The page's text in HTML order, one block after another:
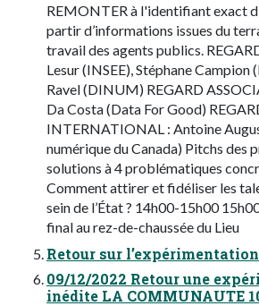
REMONTER à l'identifiant exact
partir d’informations issues du
travail des agents publics.
Lesur (INSEE), Stéphane Campion
Ravel (DINUM) REGARD
Da Costa (Data For Good)
INTERNATIONAL : Antoine
numérique du Canada) Pitchs des
solutions à 4 problématiques
Comment attirer et fidéliser les
sein de l’État ? 14h00-15h00
final au rez-de-chaussée du Lieu
Retour sur l’expérimentation
09/12/2022 Retour une
inédite LA COMMUNAUTE